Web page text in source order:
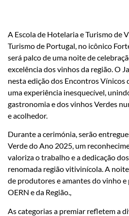
A Escola de Hotelaria e Turismo de
Turismo de Portugal, no icônico
será palco de uma noite de
excelência dos vinhos da região. O
nesta edição dos Encontros Vínicos
uma experiência inesquecível,
gastronomia e dos vinhos Verdes
e acolhedor.
Durante a cerimónia, serão
Verde do Ano 2025, um
valoriza o trabalho e a dedicação
renomada região vitivinícola. A
de produtores e amantes do vinho
OERN e da Região.,
As categorias a premiar refletem a